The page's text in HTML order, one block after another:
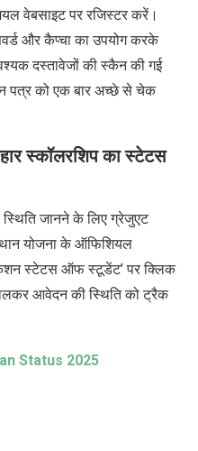
वेबसाइट पर रजिस्टर करें।
और कैप्चा का उपयोग करके
दस्तावेजों की स्कैन की गई
पत्र को एक बार अच्छे से चेक
स्कॉलरशिप का स्टेटस
स्थिति जानने के लिए ग्रेजुएट
योजना के ऑफिशियल
स्टेटस ऑफ स्टूडेंट’ पर क्लिक
आवेदन की स्थिति को ट्रैक
Status 2025